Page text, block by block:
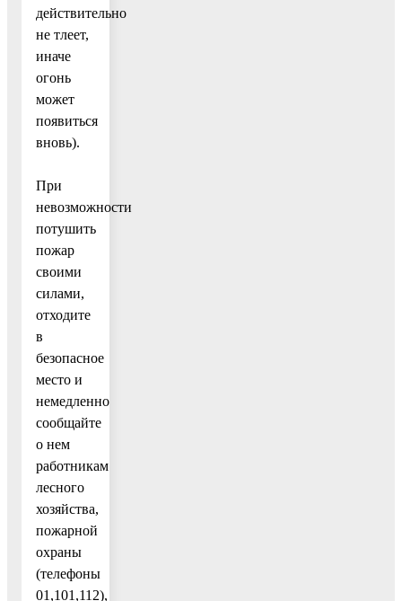
действительно
не тлеет,
иначе
огонь
может
появиться
вновь).
При
невозможности
потушить
пожар
своими
силами,
отходите
в
безопасное
место и
немедленно
сообщайте
о нем
работникам
лесного
хозяйства,
пожарной
охраны
(телефоны
01,101,112),